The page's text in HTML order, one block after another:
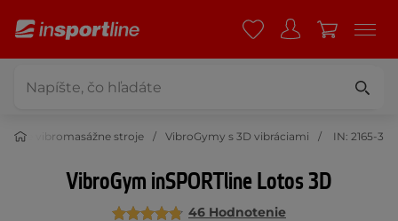
vibromasážne stroje VibroGymy s 3D vibráciami IN: 2165-3
VibroGym inSPORTline Lotos 3D
46 Hodnotenie